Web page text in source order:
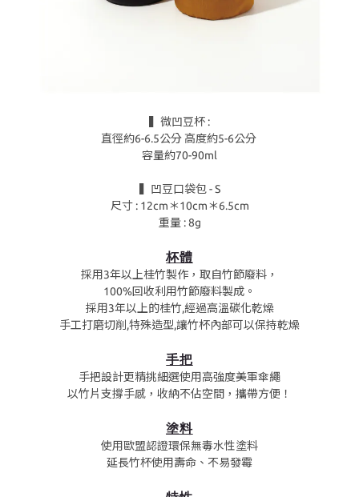
▍微凹豆杯 :
直徑約6-6.5公分 高度約5-6公分
容量約70-90ml
▍凹豆口袋包 - S
尺寸 : 12cm＊10cm＊6.5cm
重量 : 8g
杯體
採用3年以上桂竹製作，取自竹節廢料，
100%回收利用竹節廢料製成。
採用3年以上的桂竹,經過高溫碳化乾燥
手工打磨切削,特殊造型,讓竹杯內部可以保持乾燥
手把
手把設計更精挑細選使用高強度美軍傘繩
以竹片支撐手感，收納不佔空間，攜帶方便！
塗料
使用歐盟認證環保無毒水性塗料
延長竹杯使用壽命、不易發霉